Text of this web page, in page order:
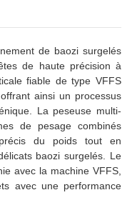
de baozi surgelés
de haute précision à
fiable de type VFFS
ainsi un processus
La peseuse multi-
de pesage combinés
du poids tout en
baozi surgelés. Le
avec la machine VFFS,
avec une performance